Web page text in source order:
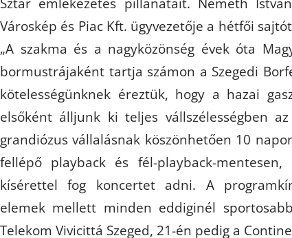
Városkép és Piac Kft. ügyvezetője a hétfői
„A szakma és a nagyközönség évek óta
bormustrájaként tartja számon a Szegedi
kötelességünknek éreztük, hogy a hazai
elsőként álljunk ki teljes vállszélességben
grandiózus vállalásnak köszönhetően 10
fellépő playback és fél-playback-mentesen,
kísérettel fog koncertet adni. A
elemek mellett minden eddiginél
Telekom Vivicittá Szeged, 21-én pedig a